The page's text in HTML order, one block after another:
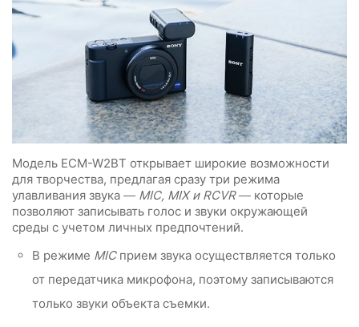
Модель ECM-W2BT открывает широкие возможности
для творчества, предлагая сразу три режима
улавливания звука — MIC, MIX и RCVR— которые
позволяют записывать голос и звуки окружающей
среды с учетом личных предпочтений.
В режиме MICприем звука осуществляется только
от передатчика микрофона, поэтому записываются
только звуки объекта съемки.